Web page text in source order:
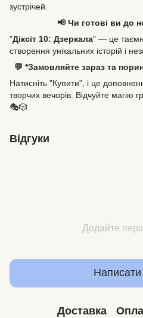
зустрічей.
📢 Чи готові ви до
"Діксіт 10: Дзеркала" — це
створення унікальних історій і
💬 *Замовляйте зараз та
Натисніть "Купити", і це
творчих вечорів. Відчуйте магію
🎭🎲
Відгуки
Додайте
Написати
Доставка